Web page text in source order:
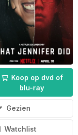
Koop op dvd of
blu-ray
Gezien
Watchlist